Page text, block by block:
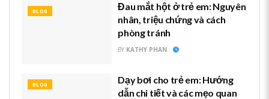
BLOG
Đau mắt hột ở trẻ em: Nguyên
nhân, triệu chứng và cách
phòng tránh
BY KATHY PHAN
BLOG
Dạy bơi cho trẻ em: Hướng
dẫn chi tiết và các mẹo quan